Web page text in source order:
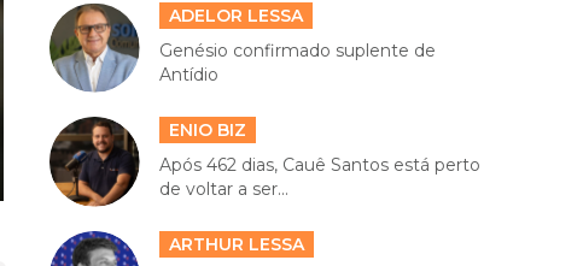
ADELOR LESSA
Genésio confirmado suplente de
Antídio
ENIO BIZ
Após 462 dias, Cauê Santos está perto
de voltar a ser...
ARTHUR LESSA